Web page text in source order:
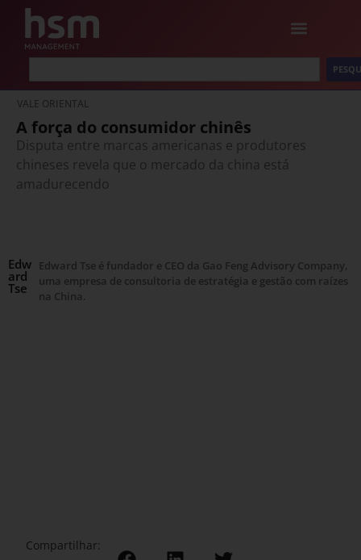
VALE ORIENTAL
A força do consumidor chinês
Disputa entre marcas americanas e produtores
chineses revela que o mercado da china está
amadurecendo
Edw
ard
Tse
Edward Tse é fundador e CEO da Gao Feng Advisory Company,
uma empresa de consultoria de estratégia e gestão com raízes
na China.
Compartilhar: